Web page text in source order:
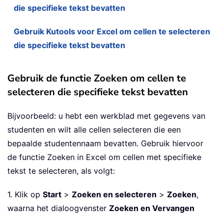
die specifieke tekst bevatten
Gebruik Kutools voor Excel om cellen te selecteren
die specifieke tekst bevatten
Gebruik de functie Zoeken om cellen te
selecteren die specifieke tekst bevatten
Bijvoorbeeld: u hebt een werkblad met gegevens van
studenten en wilt alle cellen selecteren die een
bepaalde studentennaam bevatten. Gebruik hiervoor
de functie Zoeken in Excel om cellen met specifieke
tekst te selecteren, als volgt:
1. Klik op Start > Zoeken en selecteren > Zoeken,
waarna het dialoogvenster Zoeken en Vervangen